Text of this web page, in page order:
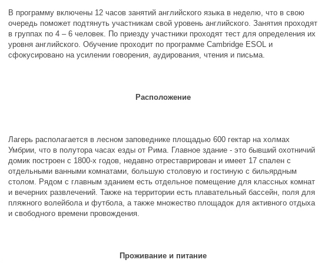
В программу включены 12 часов занятий английского языка в неделю, что в свою
очередь поможет подтянуть участникам свой уровень английского. Занятия проходят
в группах по 4 – 6 человек. По приезду участники проходят тест для определения их
уровня английского. Обучение проходит по программе Cambridge ESOL и
сфокусировано на усилении говорения, аудирования, чтения и письма.
Расположение
Лагерь располагается в лесном заповеднике площадью 600 гектар на холмах
Умбрии, что в полутора часах езды от Рима. Главное здание - это бывший охотничий
домик построен с 1800-х годов, недавно отреставрирован и имеет 17 спален с
отдельными ванными комнатами, большую столовую и гостиную с бильярдным
столом. Рядом с главным зданием есть отдельное помещение для классных комнат
и вечерних развлечений. Также на территории есть плавательный бассейн, поля для
пляжного волейбола и футбола, а также множество площадок для активного отдыха
и свободного времени провождения.
Проживание и питание